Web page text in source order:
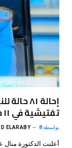
إحالة
تفتيشية في ١١ محافظة
بواسطة ELARABY 8 أغسطس، 2026
أعلنت الدكتورة منال